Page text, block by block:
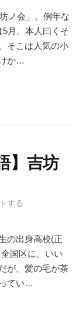
ノ会」。例年な
月。本人曰くそ
そこは人気の小
か…
】吉坊
する
の出身高校(正
国区に。いい
が、髪の毛が茶
てい…